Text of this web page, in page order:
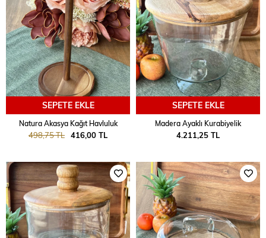
SEPETE EKLE
Natura Akasya Kağıt Havluluk
416,00 TL
498,75 TL
SEPETE EKLE
Madera Ayaklı Kurabiyelik
4.211,25 TL